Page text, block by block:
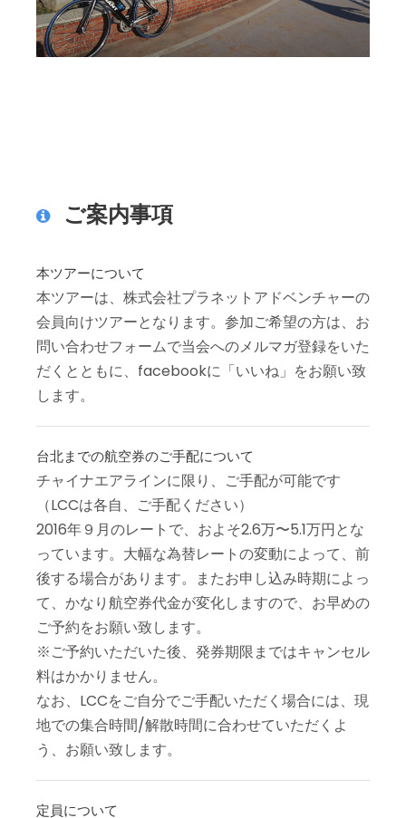
ご案内事項
本ツアーについて
本ツアーは、株式会社プラネットアドベンチャーの
会員向けツアーとなります。参加ご希望の方は、お
問い合わせフォームで当会へのメルマガ登録をいた
だくとともに、facebookに「いいね」をお願い致
します。
台北までの航空券のご手配について
チャイナエアラインに限り、ご手配が可能です
（LCCは各自、ご手配ください）
2016年９月のレートで、およそ2.6万〜5.1万円とな
っています。大幅な為替レートの変動によって、前
後する場合があります。またお申し込み時期によっ
て、かなり航空券代金が変化しますので、お早めの
ご予約をお願い致します。
※ご予約いただいた後、発券期限まではキャンセル
料はかかりません。
なお、LCCをご自分でご手配いただく場合には、現
地での集合時間/解散時間に合わせていただくよ
う、お願い致します。
定員について